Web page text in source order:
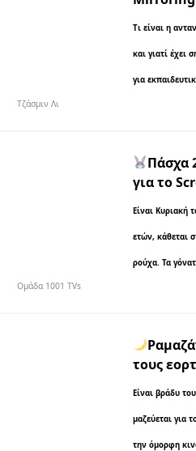
2026:
βήματα
Τι είναι η
και γιατί έχει
για
που σας
Τζάσμιν Λι
Πάσχα
για το
Είναι Κυριακή
ετών, κάθεται
ρούχα. Τα
Ομάδα 1001 TVs
τους
Είναι βράδυ
μαζεύεται για
την όμορφη